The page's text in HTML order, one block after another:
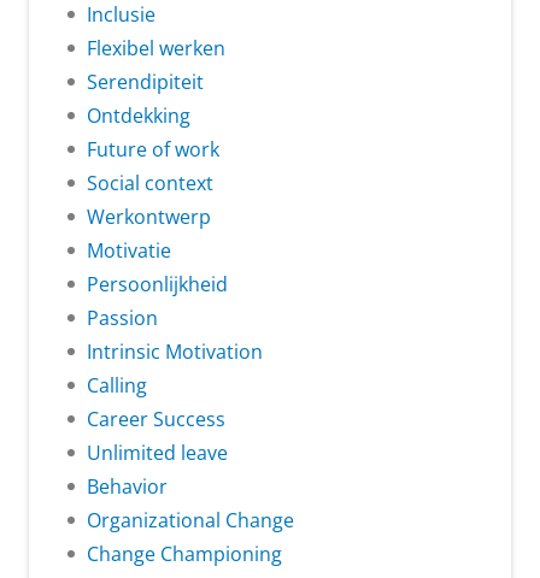
Inclusie
Flexibel werken
Serendipiteit
Ontdekking
Future of work
Social context
Werkontwerp
Motivatie
Persoonlijkheid
Passion
Intrinsic Motivation
Calling
Career Success
Unlimited leave
Behavior
Organizational Change
Change Championing